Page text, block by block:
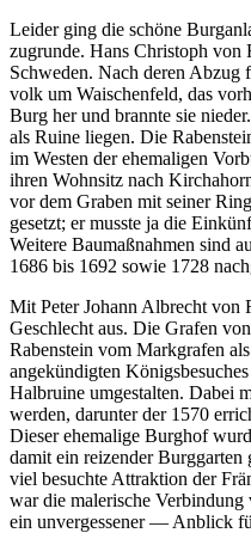
Leider ging die schöne
zugrunde. Hans Chris­toph von
Schweden. Nach deren
volk um Waischen­feld, das
Burg her und brannte sie
als Ruine liegen. Die
im Westen der ehema­ligen
ihren Wohn­sitz nach
vor dem Graben mit seiner
ge­setzt; er musste ja die
Weitere Baumaß­nahmen sind
1686 bis 1692 sowie 1728
Mit Peter Johann Albrecht von
Geschlecht aus. Die Grafen
Raben­stein vom Mark­grafen
ange­kün­digten
Halb­ruine umge­stalten. Dabei
werden, darunter der 1570
Dieser ehema­lige Burghof
damit ein reizender
viel besuchte Attrak­tion der
war die male­ri­sche
ein unver­ges­sener — Anblick